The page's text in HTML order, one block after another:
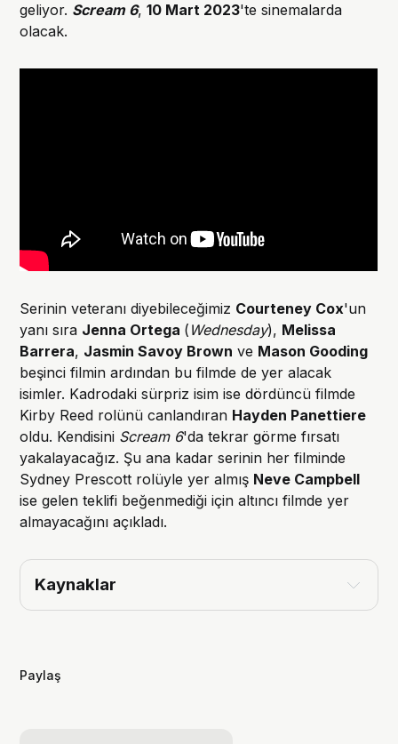
geliyor. Scream 6,10 Mart 2023'te sinemalarda
olacak.
Serinin veteranı diyebileceğimiz Courteney Cox'un
yanı sıra Jenna Ortega ( Wednesday), Melissa
Barrera, Jasmin Savoy Brown ve Mason Gooding
beşinci filmin ardından bu filmde de yer alacak
isimler. Kadrodaki sürpriz isim ise dördüncü filmde
Kirby Reed rolünü canlandıran Hayden Panettiere
oldu. Kendisini Scream 6'da tekrar görme fırsatı
yakalayacağız. Şu ana kadar serinin her filminde
Sydney Prescott rolüyle yer almış Neve Campbell
ise gelen teklifi beğenmediği için altıncı filmde yer
almayacağını açıkladı.
Kaynaklar
Variety – ‘Scream 6’ First Trailer: Ghostface
Paylaş